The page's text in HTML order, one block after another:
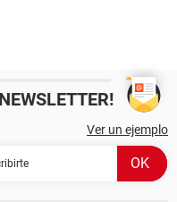
Ver un ejemplo